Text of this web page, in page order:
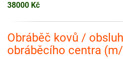
38000 Kč
Obráběč kovů /
obráběcího centra